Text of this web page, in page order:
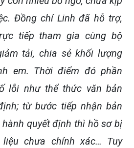
Đồng chí Linh đã hỗ trợ,
tiếp tham gia cùng bộ
tải, chia sẻ khối lượng
em. Thời điểm đó phần
lỗi như thể thức văn bản
từ bước tiếp nhận bản
quyết định thì hồ sơ bị
chưa chính xác… Tuy